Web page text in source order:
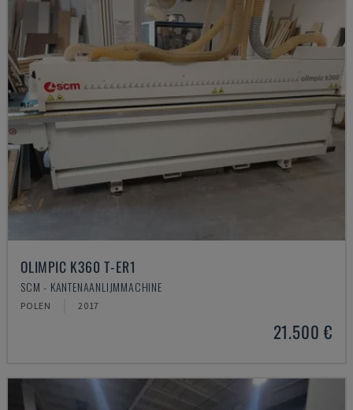
OLIMPIC K360 T-ER1
SCM - KANTENAANLIJMMACHINE
POLEN 2017
21.500 €